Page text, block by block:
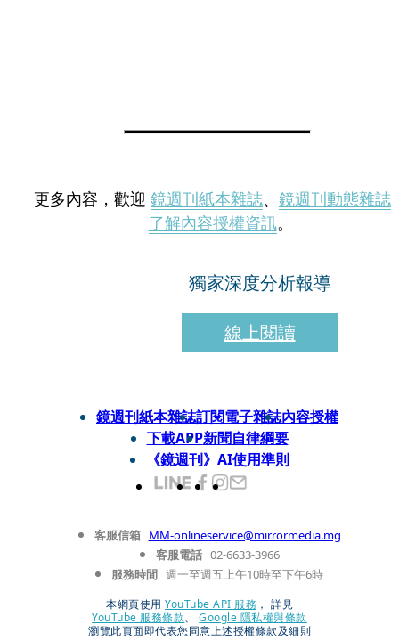
更多內容，歡迎 鏡週刊紙本雜誌、 鏡週刊動態雜誌
了解內容授權資訊。
獨家深度分析報導
線上閱讀
鏡週刊紙本雜誌訂閱電子雜誌內容授權
下載APP新聞自律綱要
《鏡週刊》AI使用準則
客服信箱 MM-onlineservice@mirrormedia.mg
客服電話 02-6633-3966
服務時間 週一至週五上午10時至下午6時
本網頁使用 YouTube API 服務 ， 詳見
YouTube 服務條款、
Google 隱私權與條款
瀏覽此頁面即代表您同意上述授權條款及細則